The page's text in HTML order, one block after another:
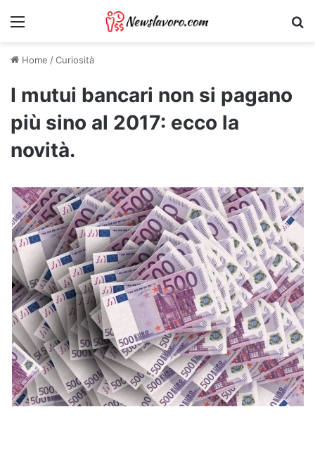
Menu
Home /Curiosità
I mutui bancari non si pagano
più sino al 2017: ecco la
novità.